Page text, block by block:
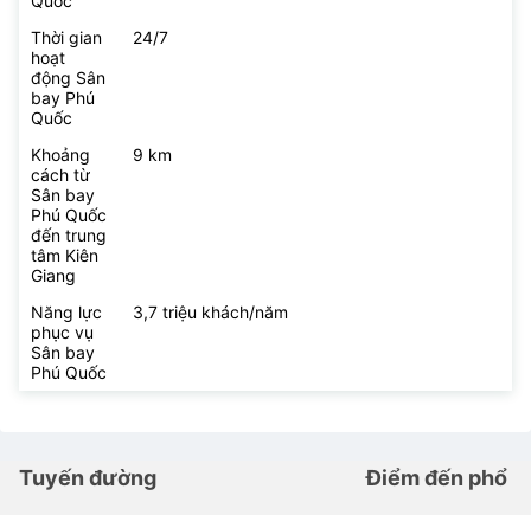
Thời gian
hoạt
động Sân
bay Phú
Quốc
24/7
Khoảng
cách từ
Sân bay
Phú Quốc
đến trung
tâm Kiên
Giang
9 km
Năng lực
phục vụ
Sân bay
Phú Quốc
3,7 triệu khách/năm
Tuyến đường Điểm đến phổ